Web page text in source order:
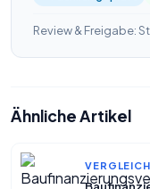
Review & Freigabe:
Ähnliche Artikel
VERGLEICH